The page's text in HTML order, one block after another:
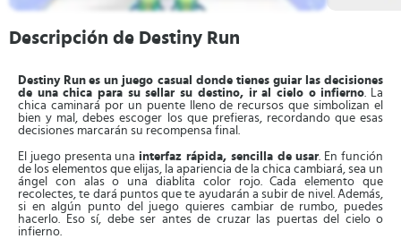
Descripción de Destiny Run
Destiny Run es un juego casual donde tienes guiar las decisiones
de una chica para su sellar su destino, ir al cielo o infierno. La
chica caminará por un puente lleno de recursos que simbolizan el
bien y mal, debes escoger los que prefieras, recordando que esas
decisiones marcarán su recompensa final.
El juego presenta una interfaz rápida, sencilla de usar. En función
de los elementos que elijas, la apariencia de la chica cambiará, sea un
ángel con alas o una diablita color rojo. Cada elemento que
recolectes, te dará puntos que te ayudarán a subir de nivel. Además,
si en algún punto del juego quieres cambiar de rumbo, puedes
hacerlo. Eso sí, debe ser antes de cruzar las puertas del cielo o
infierno.